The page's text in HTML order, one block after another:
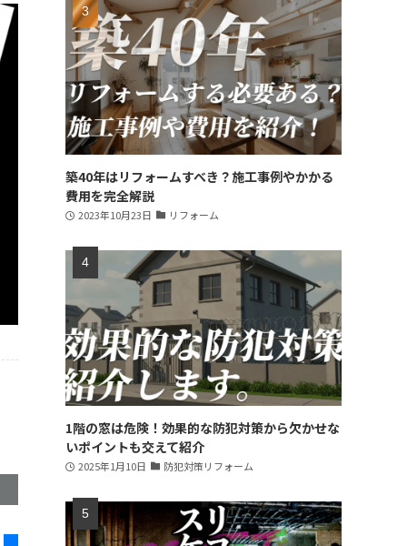
築40年はリフォームすべき？施工事例やかかる
費用を完全解説
2023年10月23日 リフォーム
1階の窓は危険！効果的な防犯対策から欠かせな
いポイントも交えて紹介
2025年1月10日 防犯対策リフォーム